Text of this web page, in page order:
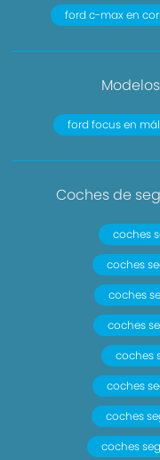
ford c-max en
ford focus en
Coches de
coches
coches
coches
coches
coches
coches
coches
coches